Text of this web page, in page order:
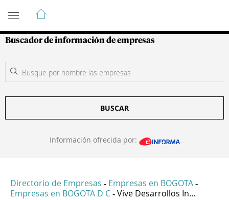
Guía de Empresas Colombianas
Buscador de información de empresas
BUSCAR
Información ofrecida por:
Directorio de Empresas - Empresas en BOGOTA -
Empresas en BOGOTA D C - Vive Desarrollos In...